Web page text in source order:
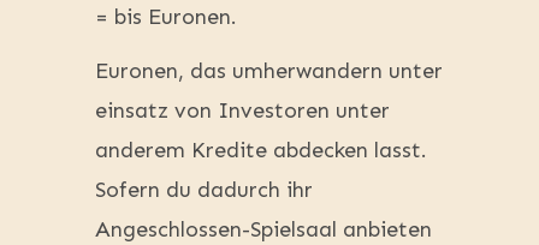
= bis Euronen.
Euronen, das umherwandern unter
einsatz von Investoren unter
anderem Kredite abdecken lasst.
Sofern du dadurch ihr
Angeschlossen-Spielsaal anbieten